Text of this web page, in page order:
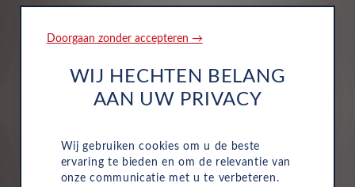
Alles is inbegrepen
en pechhulp zijn allemaal inbegrepen in de vaste
maandelijkse kosten van uw zakelijke autolease.
Hierdoor wordt het eenvoudig om de voertuigen van
Doorgaan zonder accepteren →
WIJ HECHTEN BELANG
AAN UW PRIVACY
Wij gebruiken cookies om u de beste
ervaring te bieden en om de relevantie van
onze communicatie met u te verbeteren.